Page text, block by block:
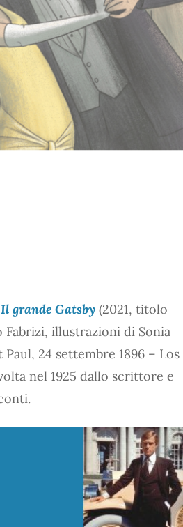
Il grande Gatsby (2021, titolo
Fabrizi, illustrazioni di Sonia
Paul, 24 settembre 1896 – Los
nel 1925 dallo scrittore e